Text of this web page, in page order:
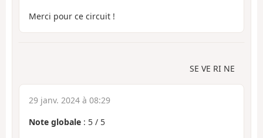
Merci pour ce circuit !
SE VE RI NE
29 janv. 2024 à 08:29
Note globale : 5 / 5